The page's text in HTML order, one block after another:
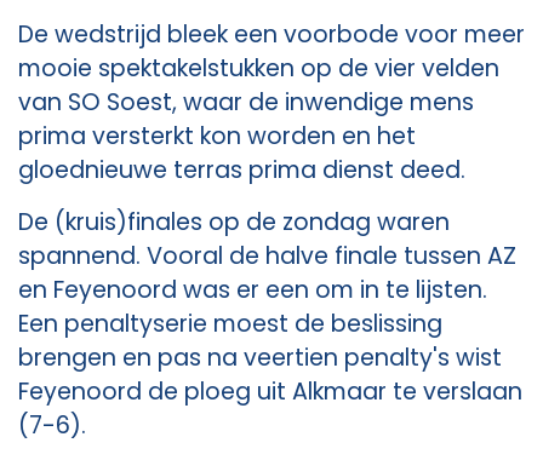
De wedstrijd bleek een voorbode voor meer
mooie spektakelstukken op de vier velden
van SO Soest, waar de inwendige mens
prima versterkt kon worden en het
gloednieuwe terras prima dienst deed.
De (kruis)finales op de zondag waren
spannend. Vooral de halve finale tussen AZ
en Feyenoord was er een om in te lijsten.
Een penaltyserie moest de beslissing
brengen en pas na veertien penalty's wist
Feyenoord de ploeg uit Alkmaar te verslaan
(7-6).